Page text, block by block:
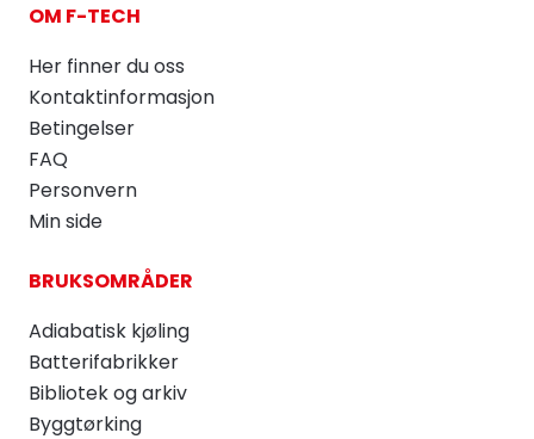
OM F-TECH
Her finner du oss
Kontaktinformasjon
Betingelser
FAQ
Personvern
Min side
BRUKSOMRÅDER
Adiabatisk kjøling
Batterifabrikker
Bibliotek og arkiv
Byggtørking